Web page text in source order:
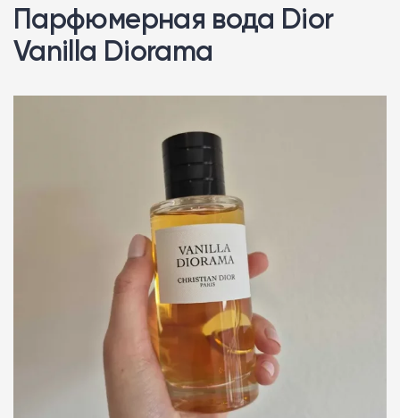
Парфюмерная вода Dior
Vanilla Diorama